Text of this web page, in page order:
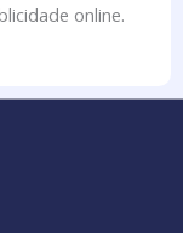
online.